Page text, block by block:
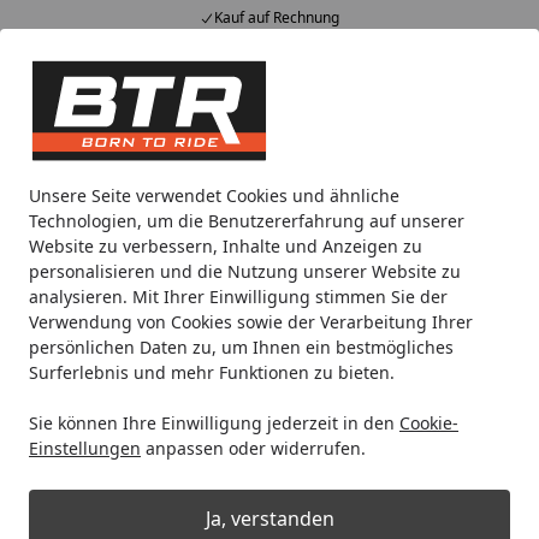
Unsere Seite verwendet Cookies und ähnliche
Technologien, um die Benutzererfahrung auf unserer
Website zu verbessern, Inhalte und Anzeigen zu
personalisieren und die Nutzung unserer Website zu
analysieren. Mit Ihrer Einwilligung stimmen Sie der
Verwendung von Cookies sowie der Verarbeitung Ihrer
persönlichen Daten zu, um Ihnen ein bestmögliches
Surferlebnis und mehr Funktionen zu bieten.
Sie können Ihre Einwilligung jederzeit in den Cookie-
Einstellungen anpassen oder widerrufen.
Ja, verstanden
Kauf auf Rechnung
Alle Produkte
Mein Konto
Suchen
Noch 1 Tag und 13 Stunden
Spare bis zu 35% auf EVOLIFT® Zentralständer
von BTR!
Startseite
Motorradteile & Ersatzteile Anbauteile Smartphone
INTERPHONE Quiklox Handyhalter
7" Mount 20-30mm